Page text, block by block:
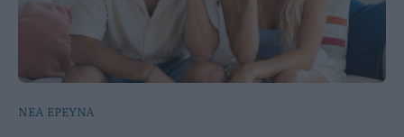
ΝΕΑ ΕΡΕΥΝΑ